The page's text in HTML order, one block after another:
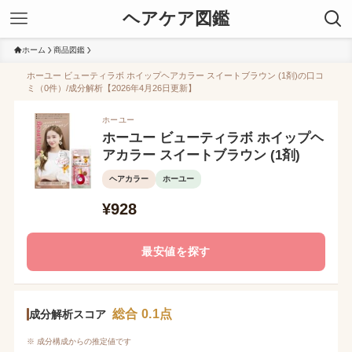
ヘアケア図鑑
ホーム 商品図鑑
ホーユー ビューティラボ ホイップヘアカラー スイートブラウン (1剤)の口コ
ミ（0件）/成分解析【2026年4月26日更新】
ホーユー
ホーユー ビューティラボ ホイップヘ
アカラー スイートブラウン (1剤)
ヘアカラー ホーユー
¥928
最安値を探す
成分解析スコア 総合 0.1点
※ 成分構成からの推定値です